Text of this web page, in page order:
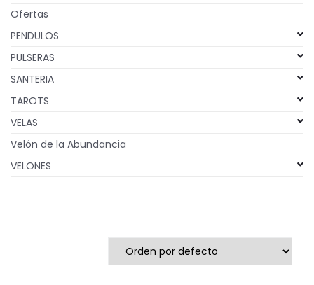
Ofertas
PENDULOS
PULSERAS
SANTERIA
TAROTS
VELAS
Velón de la Abundancia
VELONES